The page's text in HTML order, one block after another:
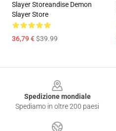
Slayer Storeandise Demon
Slayer Store
36,79 €$39.99
Spedizione mondiale
Spediamo in oltre 200 paesi